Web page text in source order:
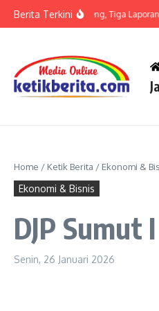
Berita Terkini
LP di Polsek Barteng, Tiga Laporan
Home / Ketik Berita / Ekonomi &
Ekonomi & Bisnis
DJP Sumut
Senin, 26 Januari 2026